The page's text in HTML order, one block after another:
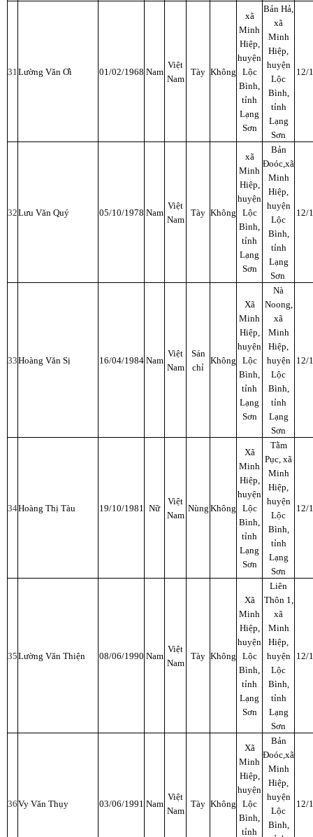
31 Lường Văn Ơi 01/02/1968 Nam
Việt
Nam
Tày Không
xã
Minh
Hiệp,
huyện
Lộc
Bình,
tỉnh
Lạng
Sơn
Bản Hả,
xã
Minh
Hiệp,
huyện
Lộc
Bình,
tỉnh
Lạng
Sơn
12/
32Lưu Văn Quý 05/10/1978 Nam
Việt
Nam
Tày Không
xã
Minh
Hiệp,
huyện
Lộc
Bình,
tỉnh
Lạng
Sơn
Bản
Đoóc,xã
Minh
Hiệp,
huyện
Lộc
Bình,
tỉnh
Lạng
Sơn
12/
33Hoàng Văn Sị 16/04/1984 Nam
Việt
Nam
Sán
chỉ
Không
Xã
Minh
Hiệp,
huyện
Lộc
Bình,
tỉnh
Lạng
Sơn
Nà
Noong,
xã
Minh
Hiệp,
huyện
Lộc
Bình,
tỉnh
Lạng
Sơn
12/
34Hoàng Thị Tàu 19/10/1981 Nữ
Việt
Nam
Nùng Không
Xã
Minh
Hiệp,
huyện
Lộc
Bình,
tỉnh
Lạng
Sơn
Tằm
Pục, xã
Minh
Hiệp,
huyện
Lộc
Bình,
tỉnh
Lạng
Sơn
12/
35Lường Văn Thiện 08/06/1990 Nam
Việt
Nam
Tày Không
Xã
Minh
Hiệp,
huyện
Lộc
Bình,
tỉnh
Lạng
Sơn
Liên
Thôn 1,
xã
Minh
Hiệp,
huyện
Lộc
Bình,
tỉnh
Lạng
Sơn
12/
36Vy Văn Thụy 03/06/1991 Nam
Việt
Nam
Tày Không
Xã
Minh
Hiệp,
huyện
Lộc
Bình,
tỉnh
Bản
Đoóc,xã
Minh
Hiệp,
huyện
Lộc
Bình,
12/